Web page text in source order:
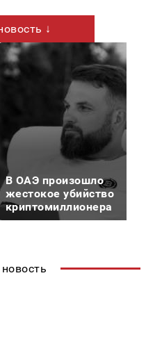
↓
В ОАЭ произошло
жестокое убийство
криптомиллионера